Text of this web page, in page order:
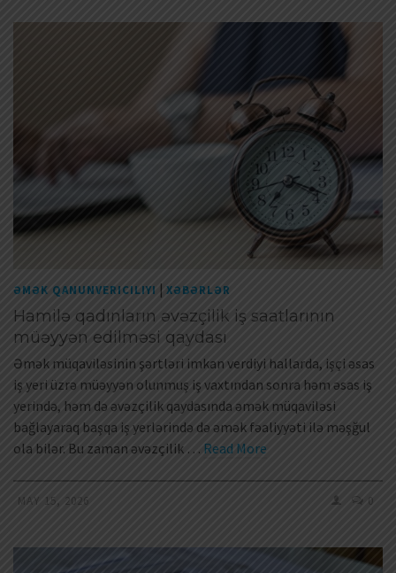
ƏMƏK QANUNVERICILIYI | XƏBƏRLƏR
Hamilə qadınların əvəzçilik iş saatlarının
müəyyən edilməsi qaydası
Əmək müqaviləsinin şərtləri imkan verdiyi hallarda, işçi əsas
iş yeri üzrə müəyyən olunmuş iş vaxtından sonra həm əsas iş
yerində, həm də əvəzçilik qaydasında əmək müqaviləsi
bağlayaraq başqa iş yerlərində də əmək fəaliyyəti ilə məşğul
ola bilər. Bu zaman əvəzçilik … Read More
MAY 15, 2026 0